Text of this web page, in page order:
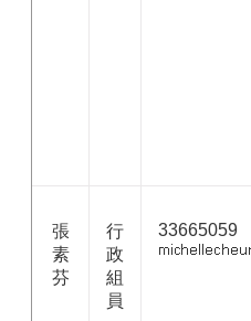
張
素
芬
行
政
組
員
33665059